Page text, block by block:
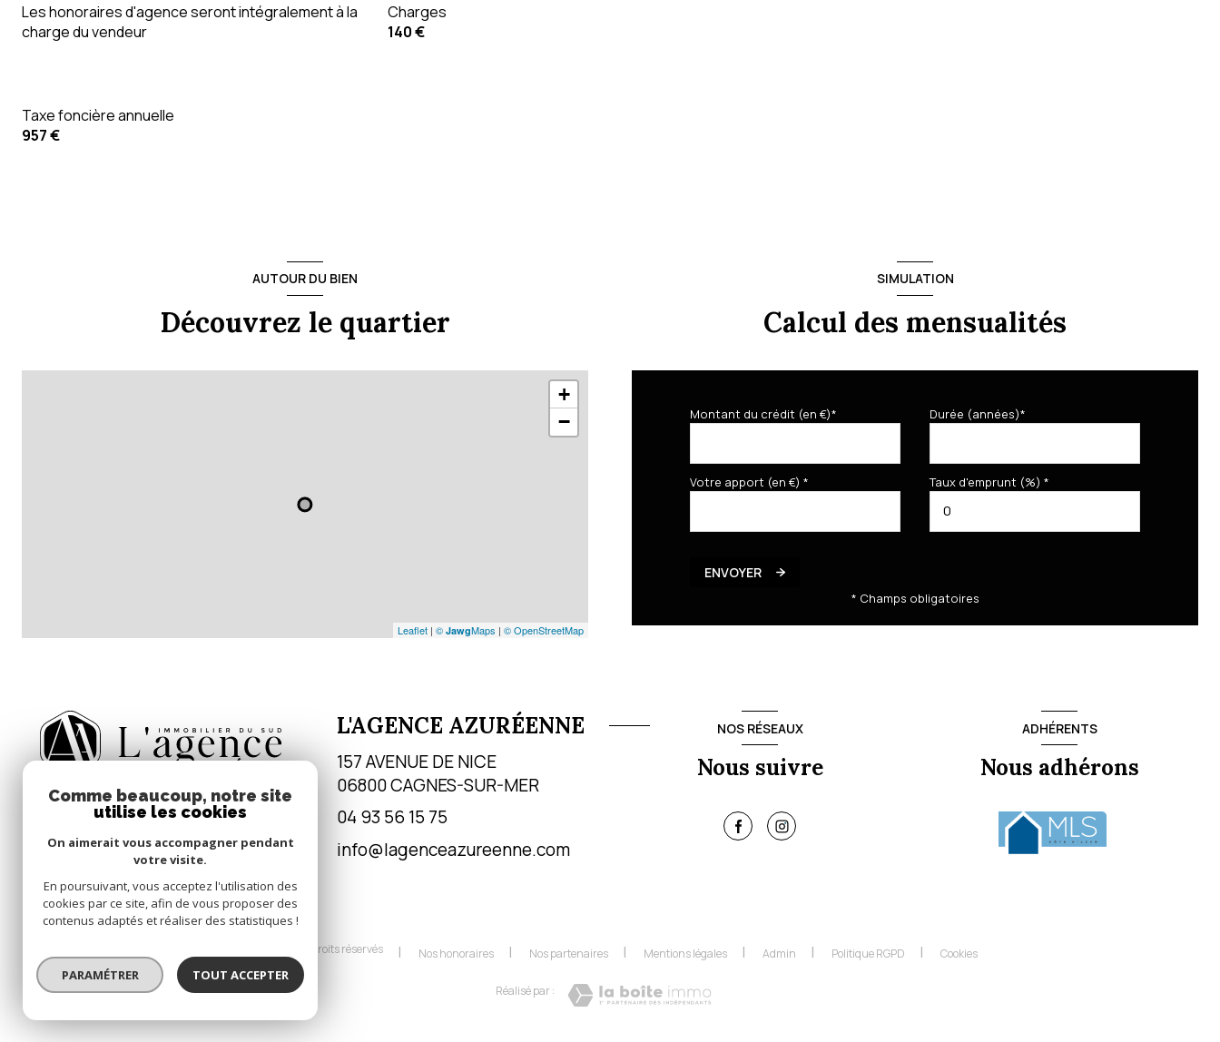
quartier CENTRE VILLE
Les honoraires d'agence seront intégralement à la
charge du vendeur
Charges
140 €
Taxe foncière annuelle
957 €
AUTOUR DU BIEN
Découvrez le quartier
+
−
Leaflet | © JawgMaps | © OpenStreetMap
SIMULATION
Calcul des mensualités
Montant du crédit (en €)* Durée (années)*
Votre apport (en €) * Taux d'emprunt (%) *
ENVOYER
* Champs obligatoires
L'AGENCE AZURÉENNE
157 AVENUE DE NICE
06800CAGNES-SUR-MER
04 93 56 15 75
info@lagenceazureenne.com
NOS RÉSEAUX
Nous suivre
ADHÉRENTS
Nous adhérons
© 2026 | Tous droits réservés Nos honoraires Nos partenaires Mentions légales Admin Politique RGPD Cookies
Réalisé par :
Comme beaucoup, notre site
utilise les cookies
On aimerait vous accompagner pendant
votre visite.
En poursuivant, vous acceptez l'utilisation des
cookies par ce site, afin de vous proposer des
contenus adaptés et réaliser des statistiques !
PARAMÉTRER TOUT ACCEPTER